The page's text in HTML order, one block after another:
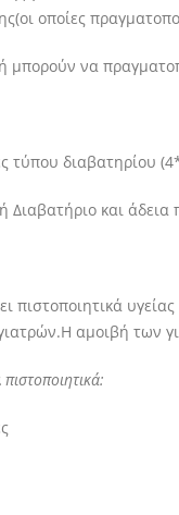
οποίες
μπορούν να
τύπου διαβατηρίου
Διαβατήριο και
πιστοποιητικά
αμοιβή των
πιστοποιητικά: